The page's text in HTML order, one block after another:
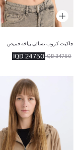
جاكيت كروب نسائي بياخة قميص
24750 IQD 34750 IQD